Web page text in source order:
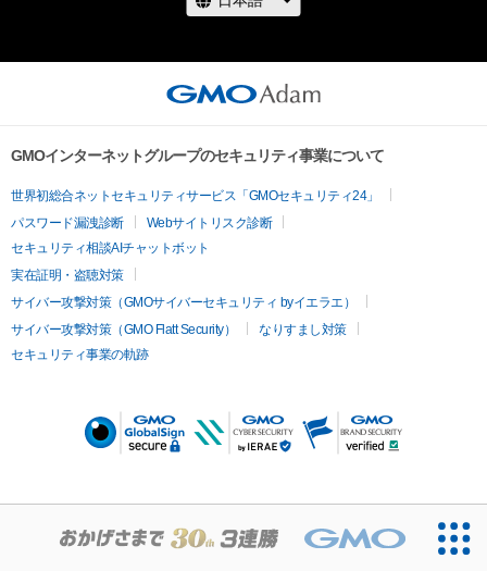
GMOインターネットグループのセキュリティ事業について
世界初総合ネットセキュリティサービス「GMOセキュリティ24」
パスワード漏洩診断
Webサイトリスク診断
セキュリティ相談AIチャットボット
実在証明・盗聴対策
サイバー攻撃対策（GMOサイバーセキュリティ byイエラエ）
サイバー攻撃対策（GMO Flatt Security）
なりすまし対策
セキュリティ事業の軌跡